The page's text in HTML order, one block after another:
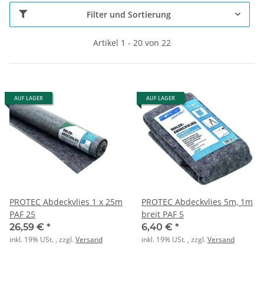
Filter und Sortierung
Artikel 1 - 20 von 22
AUF LAGER
PROTEC Abdeckvlies 1 x 25m
PAF 25
26,59 € *
inkl. 19% USt. , zzgl.Versand
AUF LAGER
PROTEC Abdeckvlies 5m, 1m
breit PAF 5
6,40 € *
inkl. 19% USt. , zzgl.Versand